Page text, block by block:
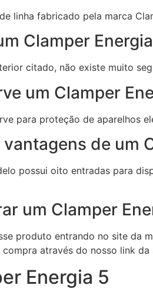
linha fabricado pela marca
Clamper
citado, não existe muito
um Clamper
para proteção de aparelhos
de um
possui oito entradas para
um Clamper
produto entrando no site da
através do nosso link
Energia 5